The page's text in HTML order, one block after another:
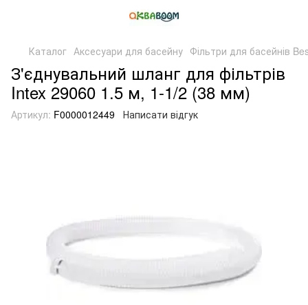
Каталог Аксесуари для басейну Фільтри для басейнів
З'єднувальний шланг для фільтрів
Intex 29060 1.5 м, 1-1/2 (38 мм)
Артикул: F0000012449 Написати відгук